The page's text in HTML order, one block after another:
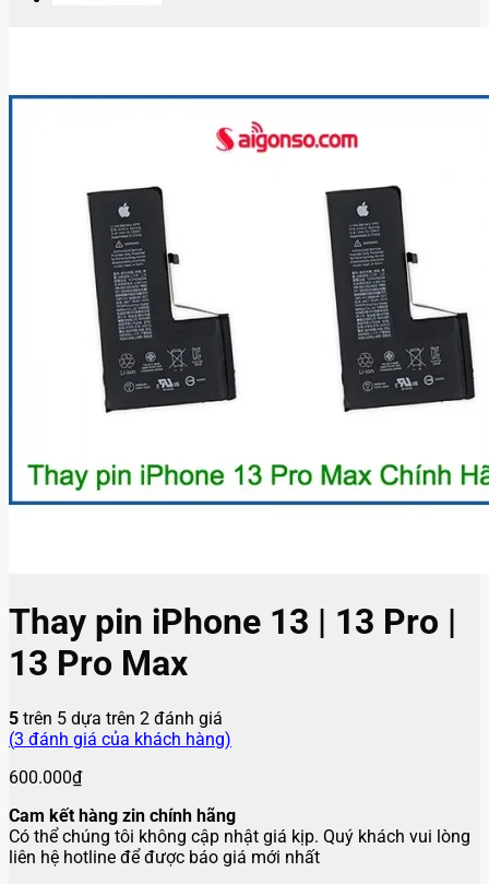
Thay pin iPhone 13 | 13 Pro |
13 Pro Max
5 trên 5 dựa trên 2 đánh giá
(3 đánh giá của khách hàng)
600.000₫
Cam kết hàng zin chính hãng
Có thể chúng tôi không cập nhật giá kịp. Quý khách vui lòng
liên hệ hotline để được báo giá mới nhất